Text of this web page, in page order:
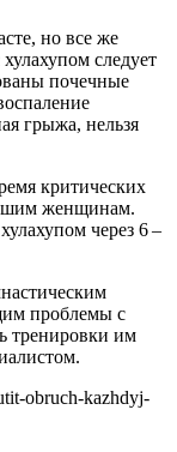
но все же
следует
почечные
грыжа, нельзя
критических
женщинам.
через 6 –
проблемы с
тренировки им
obruch-kazhdyj-